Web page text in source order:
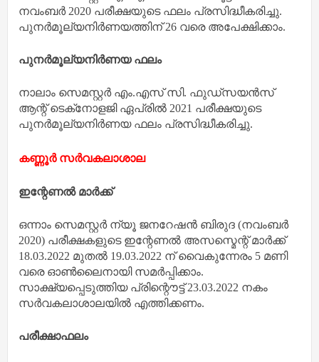
നവംബര്‍ 2020 പരീക്ഷയുടെ ഫലം പ്രസിദ്ധീകരിച്ചു.
പുനര്‍മൂല്യനിര്‍ണയത്തിന് 26 വരെ അപേക്ഷിക്കാം.
പുനര്‍മൂല്യനിര്‍ണയ ഫലം
നാലാം സെമസ്റ്റര്‍ എം.എസ് സി. ഫുഡ്‌സയന്‍സ്
ആന്റ് ടെക്‌നോളജി ഏപ്രില്‍ 2021 പരീക്ഷയുടെ
പുനര്‍മൂല്യനിര്‍ണയ ഫലം പ്രസിദ്ധീകരിച്ചു.
കണ്ണൂർ സർവകലാശാല
ഇന്റേണൽ മാർക്ക്
ഒന്നാം സെമസ്റ്റർ ന്യൂ ജനറേഷൻ ബിരുദ (നവംബർ
2020) പരീക്ഷകളുടെ ഇന്റേണൽ അസസ്മെന്റ് മാർക്ക്
18.03.2022 മുതൽ 19.03.2022 ന് വൈകുന്നേരം 5 മണി
വരെ ഓൺലൈനായി സമർപ്പിക്കാം.
സാക്ഷ്യപ്പെടുത്തിയ പ്രിന്റൌട്ട് 23.03.2022 നകം
സർവകലാശാലയിൽ എത്തിക്കണം.
പരീക്ഷാഫലം